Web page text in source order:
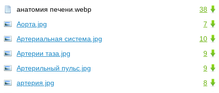
38
анатомия печени.webp
7
Аорта.jpg
10
Артериальная система.jpg
9
Артерии таза.jpg
9
Артерильный пульс.jpg
8
артерия.jpg